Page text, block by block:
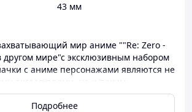
43 мм
мир аниме ""Re: Zero -
другом мире"с эксклюзивным набором
с аниме персонажами являются не
любви к этому захватывающему
Подробнее